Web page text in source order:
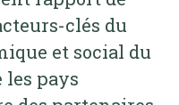
clés du
et social du
pays